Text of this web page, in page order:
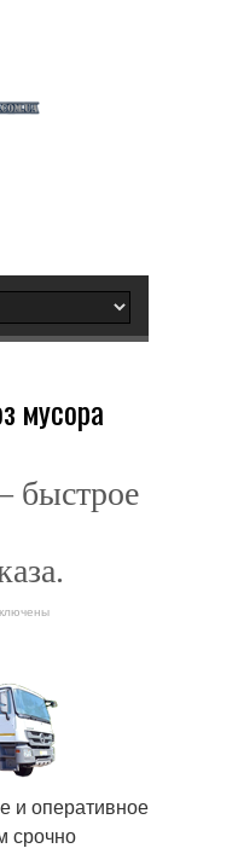
мусора
быстрое
и оперативное
срочно